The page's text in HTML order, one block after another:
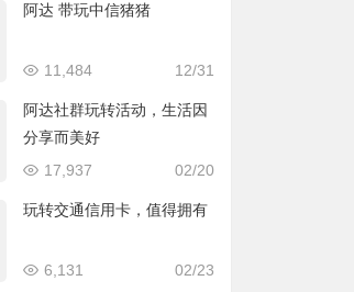
阿达 带玩中信猪猪
12/31
11,484
阿达社群玩转活动，生活因
分享而美好
02/20
17,937
玩转交通信用卡，值得拥有
02/23
6,131